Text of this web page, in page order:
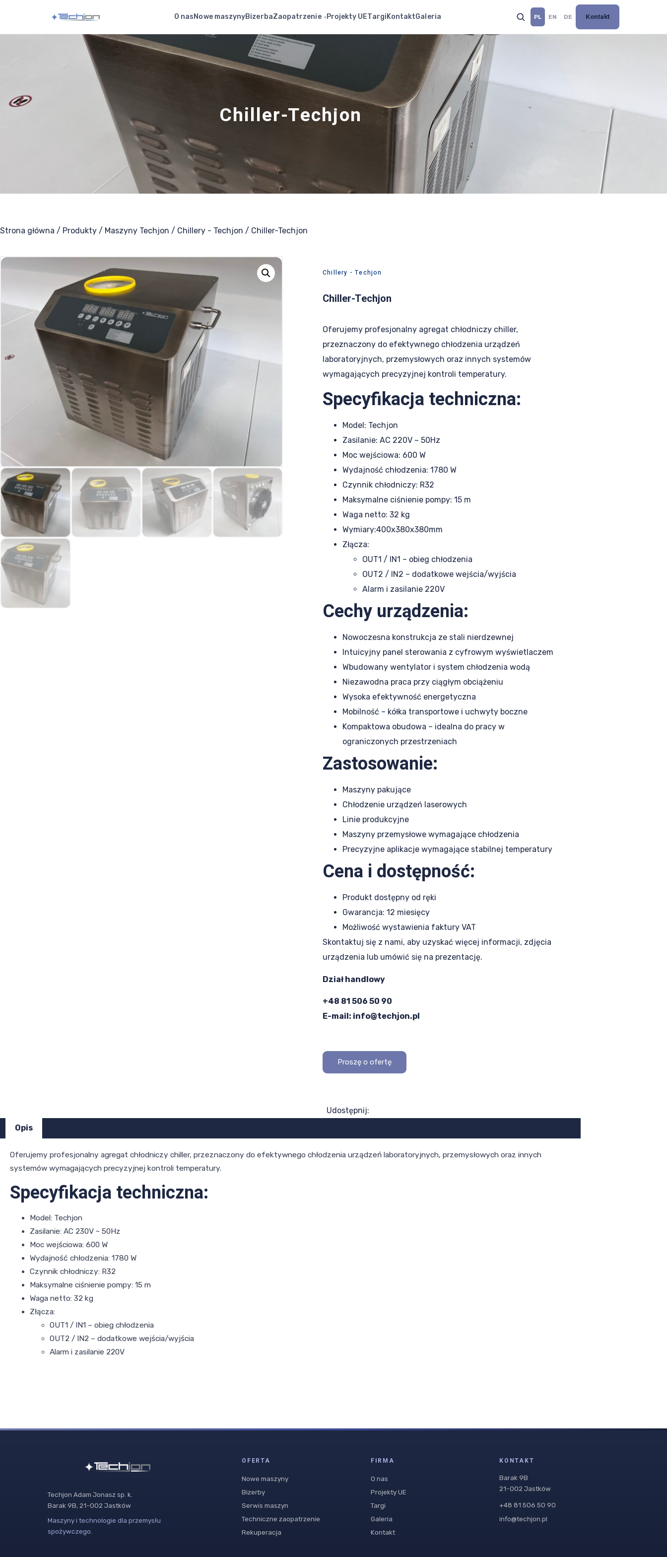
O nasNowe maszynyBizerbaZaopatrzenie ▾ Projekty UETargiKontaktGaleria PL EN DE Kontakt
Chiller-Techjon
Strona główna / Produkty / Maszyny Techjon / Chillery - Techjon / Chiller-Techjon
Chillery - Techjon
Chiller-Techjon
Oferujemy profesjonalny agregat chłodniczy chiller,
przeznaczony do efektywnego chłodzenia urządzeń
laboratoryjnych, przemysłowych oraz innych systemów
wymagających precyzyjnej kontroli temperatury.
Specyfikacja techniczna:
Model: Techjon
Zasilanie: AC 220V ~ 50Hz
Moc wejściowa: 600 W
Wydajność chłodzenia: 1780 W
Czynnik chłodniczy: R32
Maksymalne ciśnienie pompy: 15 m
Waga netto: 32 kg
Wymiary:400x380x380mm
Złącza:
OUT1 / IN1 – obieg chłodzenia
OUT2 / IN2 – dodatkowe wejścia/wyjścia
Alarm i zasilanie 220V
Cechy urządzenia:
Nowoczesna konstrukcja ze stali nierdzewnej
Intuicyjny panel sterowania z cyfrowym wyświetlaczem
Wbudowany wentylator i system chłodzenia wodą
Niezawodna praca przy ciągłym obciążeniu
Wysoka efektywność energetyczna
Mobilność – kółka transportowe i uchwyty boczne
Kompaktowa obudowa – idealna do pracy w
ograniczonych przestrzeniach
Zastosowanie:
Maszyny pakujące
Chłodzenie urządzeń laserowych
Linie produkcyjne
Maszyny przemysłowe wymagające chłodzenia
Precyzyjne aplikacje wymagające stabilnej temperatury
Cena i dostępność:
Produkt dostępny od ręki
Gwarancja: 12 miesięcy
Możliwość wystawienia faktury VAT
Skontaktuj się z nami, aby uzyskać więcej informacji, zdjęcia
urządzenia lub umówić się na prezentację.
Dział handlowy
+48 81 506 50 90
E-mail: info@techjon.pl
Proszę o ofertę
Udostępnij:
Opis
Oferujemy profesjonalny agregat chłodniczy chiller, przeznaczony do efektywnego chłodzenia urządzeń laboratoryjnych, przemysłowych oraz innych
systemów wymagających precyzyjnej kontroli temperatury.
Specyfikacja techniczna:
Model: Techjon
Zasilanie: AC 230V ~ 50Hz
Moc wejściowa: 600 W
Wydajność chłodzenia: 1780 W
Czynnik chłodniczy: R32
Maksymalne ciśnienie pompy: 15 m
Waga netto: 32 kg
Złącza:
OUT1 / IN1 – obieg chłodzenia
OUT2 / IN2 – dodatkowe wejścia/wyjścia
Alarm i zasilanie 220V
Techjon Adam Jonasz sp. k.
Barak 9B, 21-002 Jastków
Maszyny i technologie dla przemysłu
spożywczego.
OFERTA
Nowe maszyny
Bizerby
Serwis maszyn
Techniczne zaopatrzenie
Rekuperacja
FIRMA
O nas
Projekty UE
Targi
Galeria
Kontakt
KONTAKT
Barak 9B
21-002 Jastków
+48 81 506 50 90
info@techjon.pl